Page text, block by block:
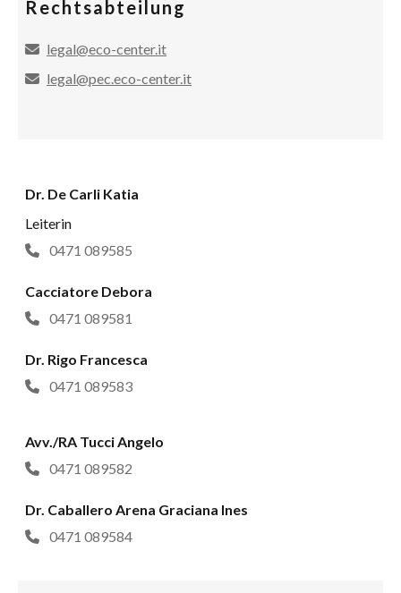
Rechtsabteilung
legal@eco-center.it
legal@pec.eco-center.it
Dr. De Carli Katia
Leiterin
0471 089585
Cacciatore Debora
0471 089581
Dr. Rigo Francesca
0471 089583
Avv./RA Tucci Angelo
0471 089582
Dr. Caballero Arena Graciana Ines
0471 089584